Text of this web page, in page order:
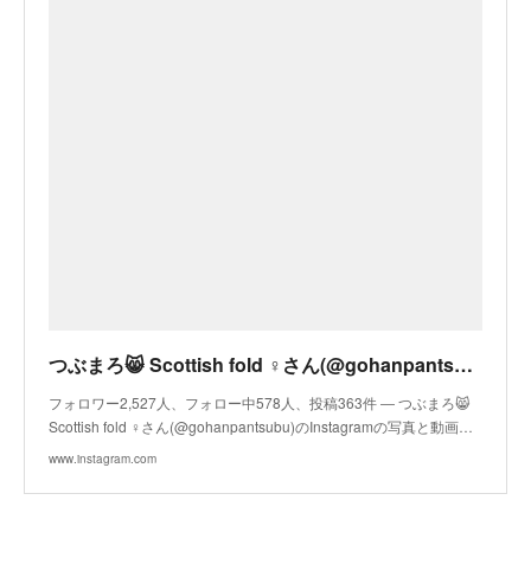
つぶまろ😸 Scottish fold ♀さん(@gohanpantsubu) • Instagram写真と動画
フォロワー2,527人、フォロー中578人、投稿363件 ― つぶまろ😸
Scottish fold ♀さん(@gohanpantsubu)のInstagramの写真と動画…
www.instagram.com